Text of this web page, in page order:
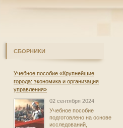
СБОРНИКИ
Учебное пособие «Крупнейшие
города: экономика и организация
управления»
02 сентября 2024
Учебное пособие
подготовлено на основе
исследований,